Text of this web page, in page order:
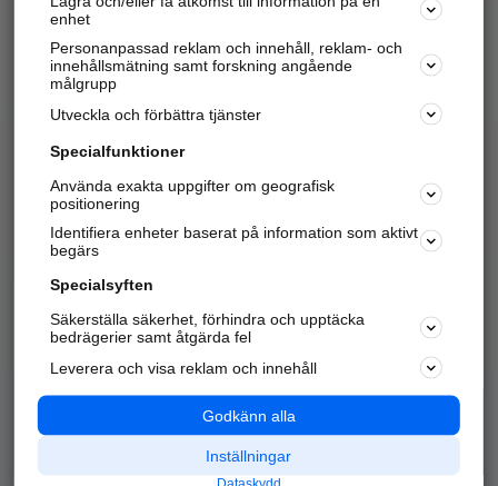
Sök företag, personer och platser.
Hitta telefonnummer, adresser, företagsinfo mm.
Marknadsför företaget
Kom igång och annonsera mot
samarbetspartners nära dig.
Alla kategorier
Populära sökningar
API & Kartor
Annonsera
Integritet
Nödnummer
enhet
Personanpassad reklam och innehåll, reklam- och
innehållsmätning samt forskning angående
målgrupp
Utveckla och förbättra tjänster
Specialfunktioner
Använda exakta uppgifter om geografisk
positionering
Identifiera enheter baserat på information som aktivt
begärs
Specialsyften
Säkerställa säkerhet, förhindra och upptäcka
bedrägerier samt åtgärda fel
Leverera och visa reklam och innehåll
Godkänn alla
Inställningar
Dataskydd